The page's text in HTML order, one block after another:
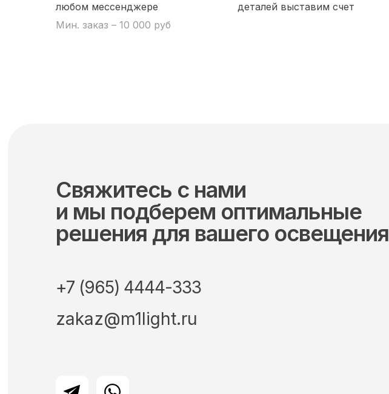
любом мессенджере
Мин. заказ – 10 000 руб
деталей выставим счет
+7 (965) 4444-333
zakaz@m1light.ru
Свяжитесь с нами
и мы подберем оптимальные
решения для вашего освещения